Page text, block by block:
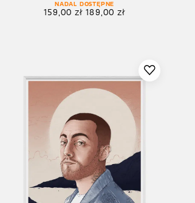
NADAL DOSTĘPNE
159,00 zł 189,00 zł